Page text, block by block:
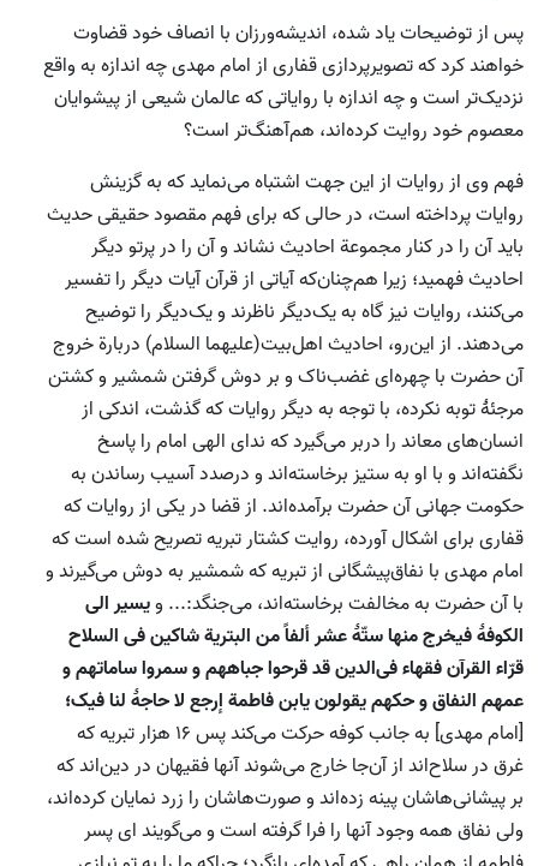
پس از توضیحات یاد شده، اندیشه‌ورزان با انصاف خود قضاوت
خواهند کرد که تصویرپردازی قفاری از امام مهدی چه اندازه به واقع
نزدیک‌تر است و چه اندازه با روایاتی که عالمان شیعی از پیشوایان
معصوم خود روایت کرده‌اند، هم‌آهنگ‌تر است؟
فهم وی از روایات از این جهت اشتباه می‌نماید که به گزینش
روایات پرداخته ‌است، در حالی که برای فهم مقصود حقیقی حدیث
باید آن را در کنار مجموعة احادیث نشاند و آن را در پرتو دیگر
احادیث فهمید؛ زیرا هم‌چنان‌که آیاتی از قرآن آیات دیگر را تفسیر
می‌کنند، روایات نیز گاه به یک‌دیگر ناظرند و یک‌دیگر را توضیح
می‌دهند. از این‌رو، احادیث اهل‌بیت(علیهما السلام) دربارة خروج
آن حضرت با چهره‌ای غضب‌ناک و بر دوش گرفتن شمشیر و کشتن
مرجئۀ توبه نکرده، با توجه به دیگر روایات که گذشت، اندکی از
انسان‌های معاند را دربر می‌گیرد که ندای الهی امام را پاسخ
نگفته‌اند و با او به ستیز برخاسته‌اند و درصدد آسیب رساندن به
حکومت جهانی آن حضرت برآمده‌اند. از قضا در یکی از روایات که
قفاری برای اشکال آورده، روایت کشتار تبریه تصریح شده است که
امام مهدی با نفاق‌پیشگانی از تبریه که شمشیر به دوش می‌گیرند و
با آن حضرت به مخالفت برخاسته‌اند، می‌جنگد:... ویسیر الی
الکوفۀ فیخرج منها ستّۀ عشر ألفاً من البتریة شاکین فی السلاح
قرّاء القرآن فقهاء فی‌الدین قد قرحوا جباههم و سمروا ساماتهم و
عمهم النفاق و حکهم یقولون یابن فاطمة إرجع لا حاجۀ لنا فیک؛
[امام مهدی] به جانب کوفه حرکت می‌کند پس 16 هزار تبریه که
غرق در سلاح‌اند از آن‌جا خارج می‌شوند آنها فقیهان در دین‌اند که
بر پیشانی‌هاشان پینه زده‌اند و صورت‌هاشان را زرد نمایان کرده‌اند،
ولی نفاق همه وجود آنها را فرا گرفته است و می‌گویند ای پسر